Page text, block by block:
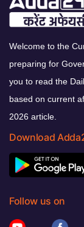
Welcome to the
preparing for
you to read the
based on current
2026 article.
Download
Follow us on